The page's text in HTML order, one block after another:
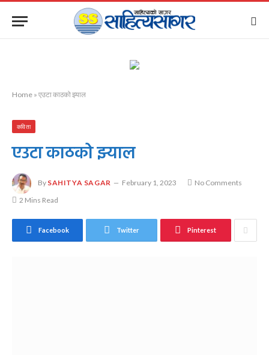
Home » एउटा काठको झ्याल
कविता
एउटा काठको झ्याल
By SAHITYA SAGAR February 1, 2023
No Comments
2 Mins Read
Facebook Twitter Pinterest